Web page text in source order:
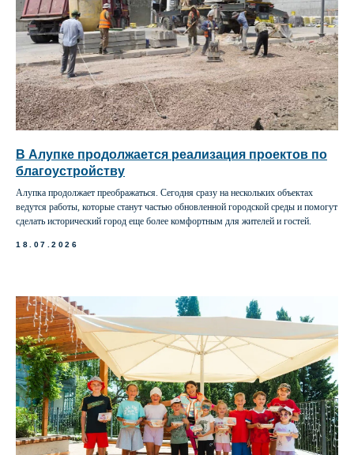
В Алупке продолжается реализация проектов по
благоустройству
Алупка продолжает преображаться. Сегодня сразу на нескольких объектах
ведутся работы, которые станут частью обновленной городской среды и помогут
сделать исторический город еще более комфортным для жителей и гостей.
18.07.2026